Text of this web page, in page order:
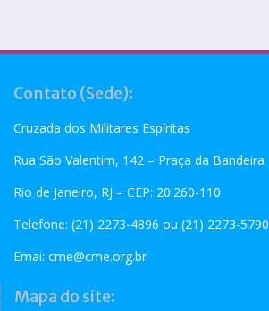
Contato (Sede):
Cruzada dos Militares Espíritas
Rua São Valentim, 142 – Praça da Bandeira
Rio de Janeiro, RJ – CEP: 20.260-110
Telefone: (21) 2273-4896 ou (21) 2273-5790
Emai: cme@cme.org.br
Mapa do site: